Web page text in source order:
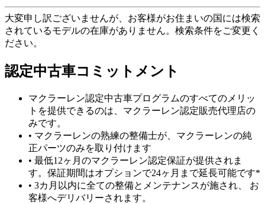
大変申し訳ございませんが、お客様がお住まいの国には検索
されているモデルの在庫がありません。検索条件をご変更く
ださい。
認定中古車コミットメント
マクラーレン認定中古車プログラムのすべてのメリッ
トを提供できるのは、マクラーレン認定販売代理店の
みです。
• マクラーレンの熟練の整備士が、マクラーレンの純
正パーツのみを取り付けます
• 最低12ヶ月のマクラーレン認定保証が提供されま
す。保証期間はオプションで24ヶ月まで延長可能です*
• 3カ月以内に全ての整備とメンテナンスが施され、 お
客様へデリバリーされます。